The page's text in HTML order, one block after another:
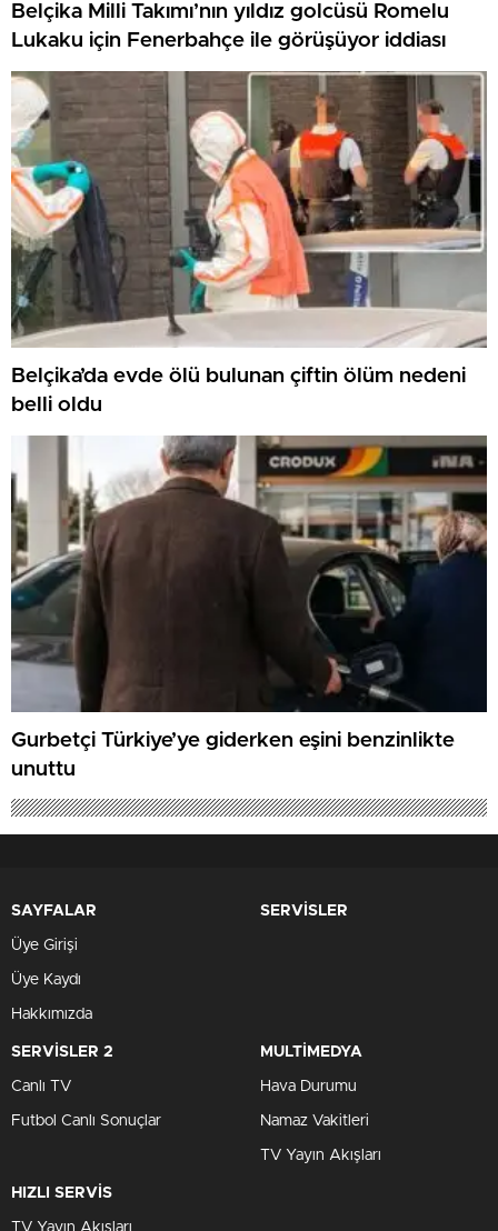
Belçika Milli Takımı’nın yıldız golcüsü Romelu
Lukaku için Fenerbahçe ile görüşüyor iddiası
Belçika’da evde ölü bulunan çiftin ölüm nedeni
belli oldu
Gurbetçi Türkiye’ye giderken eşini benzinlikte
unuttu
SAYFALAR
Üye Girişi
Üye Kaydı
Hakkımızda
SERVİSLER
SERVİSLER 2
Canlı TV
Futbol Canlı Sonuçlar
MULTİMEDYA
Hava Durumu
Namaz Vakitleri
TV Yayın Akışları
HIZLI SERVİS
TV Yayın Akışları